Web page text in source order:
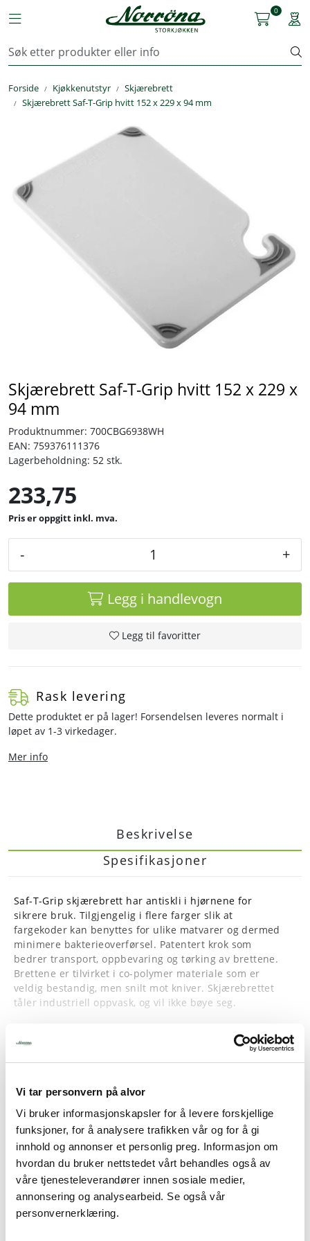
Vi tar personvern på alvor
Vi bruker informasjonskapsler for å levere forskjellige
funksjoner, for å analysere trafikken vår og for å gi
innhold og annonser et personlig preg. Informasjon om
hvordan du bruker nettstedet vårt behandles også av
våre tjenesteleverandører innen sosiale medier,
annonsering og analysearbeid. Se også vår
personvernerklæring.
Toggle navigation
0
Forside Kjøkkenutstyr
Skjærebrett
Skjærebrett Saf-T-Grip hvitt 152 x 229 x 94 mm
Skjærebrett Saf-T-Grip hvitt 152 x 229 x
94 mm
Produktnummer: 700CBG6938WH
EAN: 759376111376
Lagerbeholdning: 52 stk.
233,75
inkl. mva.
- +
Legg i handlevogn
Legg til favoritter
Beskrivelse
Spesifikasjoner
Saf-T-Grip skjærebrett har antiskli i hjørnene for
sikrere bruk. Tilgjengelig i flere farger slik at
fargekoder kan benyttes for ulike matvarer og dermed
minimere bakterieoverførsel. Patentert krok som
bedrer transport, oppbevaring og tørking av brettene.
Brettene er tilvirket i co-polymer materiale som er
veldig bestandig, men snilt mot kniver. Skjærebrettet
tåler industriell oppvask, og vil ikke bøye seg.
Ulike farger for ulike matvarer
Les mer
Rask levering
Dette produktet er på lager! Forsendelsen leveres normalt i
løpet av 1-3 virkedager.
Mer info
Kjøkkenutstyr
Storkjøkken
Arbeidstøy
Reservedeler
Bransjer
Kontakt